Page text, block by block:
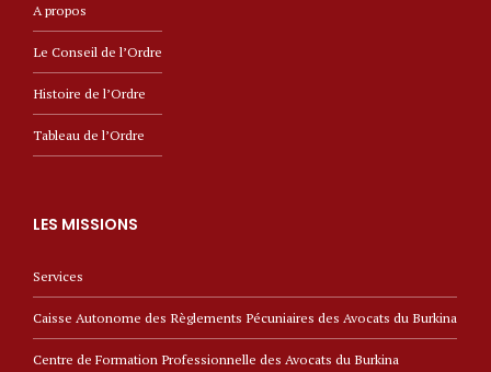
A propos
Le Conseil de l’Ordre
Histoire de l’Ordre
Tableau de l’Ordre
LES MISSIONS
Services
Caisse Autonome des Règlements Pécuniaires des Avocats du Burkina
Centre de Formation Professionnelle des Avocats du Burkina